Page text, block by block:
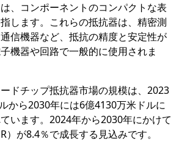
、コンポーネントのコンパクトな表
します。これらの抵抗器は、精密測
信機器など、抵抗の精度と安定性が
機器や回路で一般的に使用されま
ドチップ抵抗器市場の規模は、2023
から2030年には6億4130万米ドルに
います。2024年から2030年にかけて
）が8.4％で成長する見込みです。